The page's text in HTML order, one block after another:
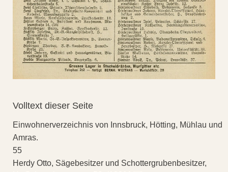
Volltext dieser Seite
Einwohnerverzeichnis von Innsbruck, Hötting, Mühlau und
Amras.
55
Herdy Otto, Sägebesitzer und Schottergrubenbesitzer,